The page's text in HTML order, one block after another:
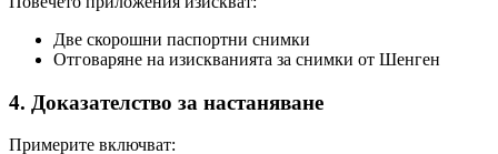
Две скорошни паспортни снимки
Отговаряне на изискванията за снимки от Шенген
4. Доказателство за настаняване
Примерите включват: